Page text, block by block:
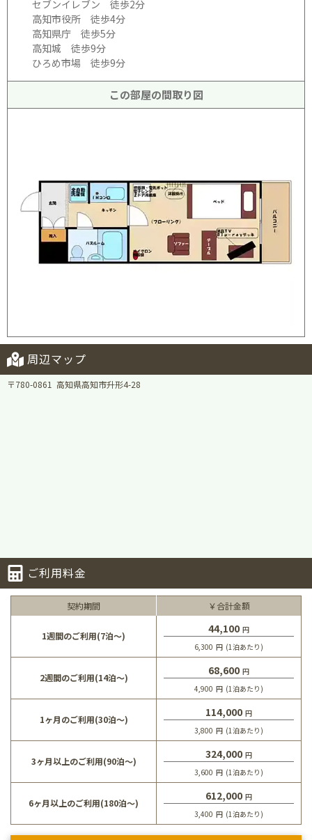
セブンイレブン 徒歩2分
高知市役所 徒歩4分
高知県庁 徒歩5分
高知城 徒歩9分
ひろめ市場 徒歩9分
この部屋の間取り図
周辺マップ
〒780-0861 高知県高知市升形4-28
ご利用料金
契約期間 ￥合計金額
1週間のご利用(7泊～)
44,100 円
6,300 円 (1泊あたり)
2週間のご利用(14泊～)
68,600 円
4,900 円 (1泊あたり)
1ヶ月のご利用(30泊～)
114,000 円
3,800 円 (1泊あたり)
3ヶ月以上のご利用(90泊～)
324,000 円
3,600 円 (1泊あたり)
6ヶ月以上のご利用(180泊～)
612,000 円
3,400 円 (1泊あたり)